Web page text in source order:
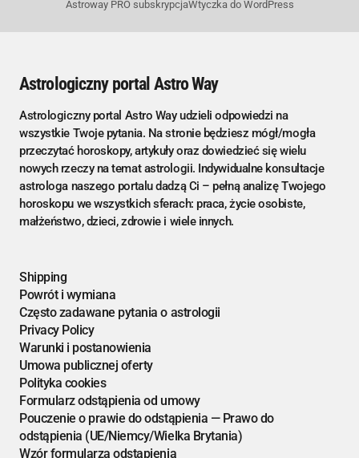
Astroway PRO subskrypcjaWtyczka do WordPress
Astrologiczny portal Astro Way
Astrologiczny portal Astro Way udzieli odpowiedzi na
wszystkie Twoje pytania. Na stronie będziesz mógł/mogła
przeczytać horoskopy, artykuły oraz dowiedzieć się wielu
nowych rzeczy na temat astrologii. Indywidualne konsultacje
astrologa naszego portalu dadzą Ci – pełną analizę Twojego
horoskopu we wszystkich sferach: praca, życie osobiste,
małżeństwo, dzieci, zdrowie i wiele innych.
Shipping
Powrót i wymiana
Często zadawane pytania o astrologii
Privacy Policy
Warunki i postanowienia
Umowa publicznej oferty
Polityka cookies
Formularz odstąpienia od umowy
Pouczenie o prawie do odstąpienia — Prawo do
odstąpienia (UE/Niemcy/Wielka Brytania)
Wzór formularza odstąpienia